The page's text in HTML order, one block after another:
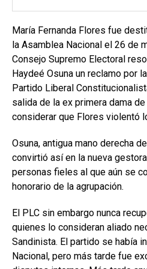
María Fernanda Flores fue
la Asamblea Nacional el 26 de
Consejo Supremo Electoral
Haydeé Osuna un reclamo por
Partido Liberal
salida de la ex primera dama
considerar que Flores violentó
Osuna, antigua mano derecha
convirtió así en la nueva
personas fieles al que aún se
honorario de la agrupación.
El PLC sin embargo nunca
quienes lo consideran aliado
Sandinista. El partido se había
Nacional, pero más tarde fue